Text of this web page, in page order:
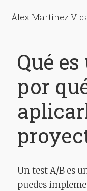
Álex Martínez
Qué
por
Un test A/B es
puedes